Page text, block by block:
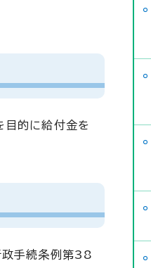
目的に給付金を
政手続条例第38